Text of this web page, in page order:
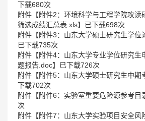
下载680次
附件【附件2：环境科学与工程学院攻读
筛选成绩汇总表.xls】已下载698次
附件【附件3：山东大学硕士研究生学位
已下载735次
附件【附件4：山东大学专业学位研究生
题报告.doc】已下载726次
附件【附件5：山东大学硕士研究生中期
下载702次
附件【附件6：实验室重要危险源参考目
次
附件【附件7：山东大学实验项目安全风